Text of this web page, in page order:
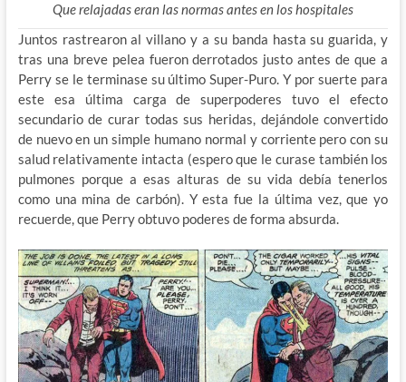
Que relajadas eran las normas antes en los hospitales
Juntos rastrearon al villano y a su banda hasta su guarida, y
tras una breve pelea fueron derrotados justo antes de que a
Perry se le terminase su último Super-Puro. Y por suerte para
este esa última carga de superpoderes tuvo el efecto
secundario de curar todas sus heridas, dejándole convertido
de nuevo en un simple humano normal y corriente pero con su
salud relativamente intacta (espero que le curase también los
pulmones porque a esas alturas de su vida debía tenerlos
como una mina de carbón). Y esta fue la última vez, que yo
recuerde, que Perry obtuvo poderes de forma absurda.